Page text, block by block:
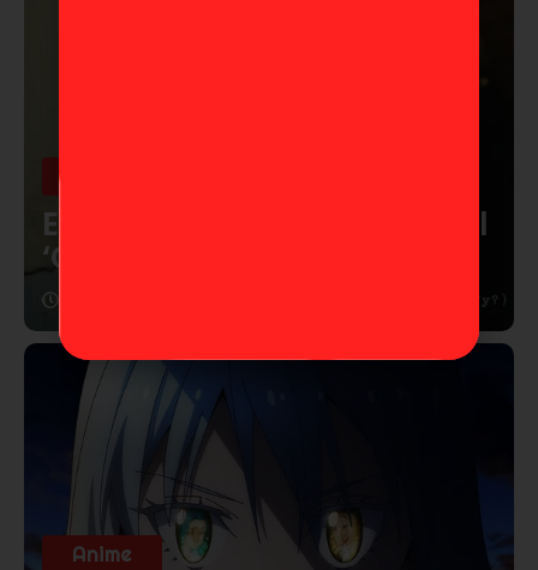
Eiichiro Oda confirma que el
‘One Piece’ es real
Anime